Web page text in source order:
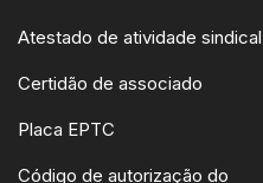
Atestado de atividade sindical
Certidão de associado
Placa EPTC
Código de autorização do